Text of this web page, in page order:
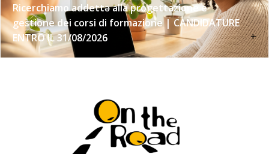
Ricerchiamo addettə alla progettazione e
gestione dei corsi di formazione | CANDIDATURE
ENTRO IL 31/08/2026
+